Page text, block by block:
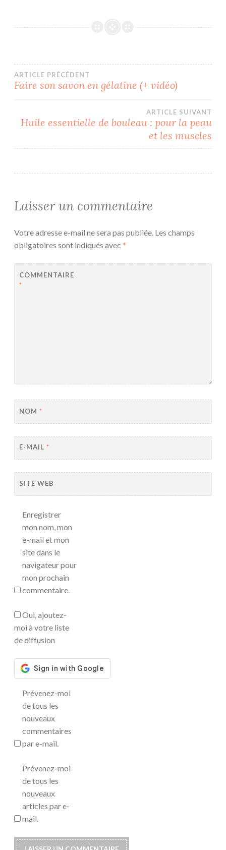
Navigation
l’article
ARTICLE PRÉCÉDENT
Faire son savon en gélatine (+ vidéo)
ARTICLE SUIVANT
Huile essentielle de bouleau : pour la peau
et les muscles
Laisser un commentaire
Votre adresse e-mail ne sera pas publiée. Les champs
obligatoires sont indiqués avec *
COMMENTAIRE
*
NOM *
E-MAIL *
SITE WEB
Enregistrer
mon nom, mon
e-mail et mon
site dans le
navigateur pour
mon prochain
commentaire.
Oui, ajoutez-
moi à votre liste
de diffusion
Prévenez-moi
de tous les
nouveaux
commentaires
par e-mail.
Prévenez-moi
de tous les
nouveaux
articles par e-
mail.